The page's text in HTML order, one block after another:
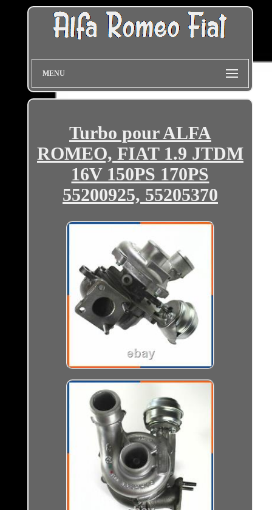
MENU
Turbo pour ALFA
ROMEO, FIAT 1.9 JTDM
16V 150PS 170PS
55200925, 55205370